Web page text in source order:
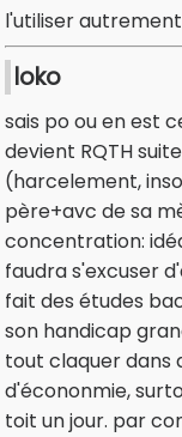
l'utiliser
loko
sais po ou en est
devient RQTH
(harcelement,
père+avc de sa
concentration:
faudra s'excuser
fait des études
son handicap
tout claquer dans
d'écononmie,
toit un jour. par